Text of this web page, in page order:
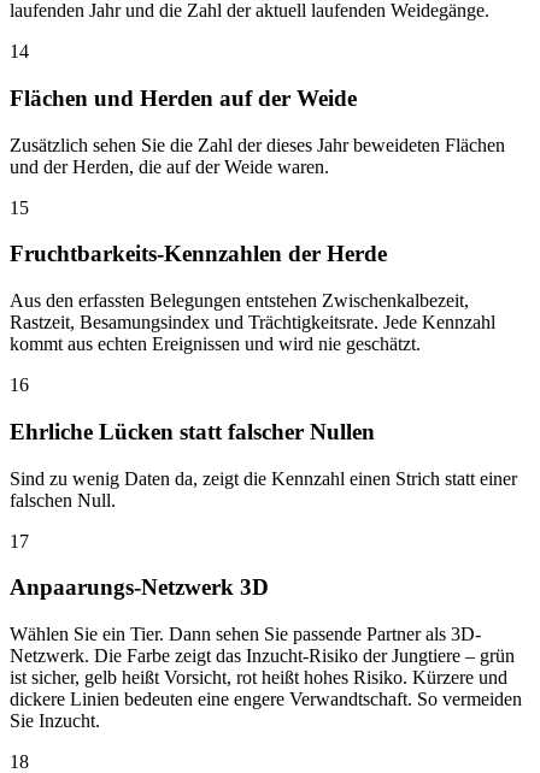
laufenden Jahr und die Zahl der aktuell laufenden Weidegänge.
14
Flächen und Herden auf der Weide
Zusätzlich sehen Sie die Zahl der dieses Jahr beweideten Flächen
und der Herden, die auf der Weide waren.
15
Fruchtbarkeits-Kennzahlen der Herde
Aus den erfassten Belegungen entstehen Zwischenkalbezeit,
Rastzeit, Besamungsindex und Trächtigkeitsrate. Jede Kennzahl
kommt aus echten Ereignissen und wird nie geschätzt.
16
Ehrliche Lücken statt falscher Nullen
Sind zu wenig Daten da, zeigt die Kennzahl einen Strich statt einer
falschen Null.
17
Anpaarungs-Netzwerk 3D
Wählen Sie ein Tier. Dann sehen Sie passende Partner als 3D-
Netzwerk. Die Farbe zeigt das Inzucht-Risiko der Jungtiere – grün
ist sicher, gelb heißt Vorsicht, rot heißt hohes Risiko. Kürzere und
dickere Linien bedeuten eine engere Verwandtschaft. So vermeiden
Sie Inzucht.
18